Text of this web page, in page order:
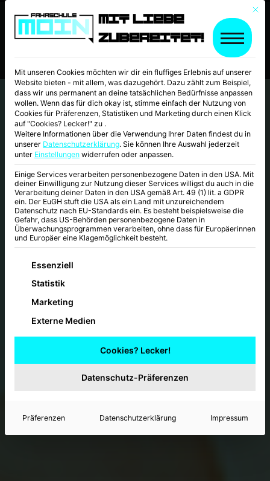
Mit
Mit Liebe
zubereitet!
Mit unseren Cookies möchten wir dir ein fluffiges Erlebnis auf unserer
Website bieten - mit allem, was dazugehört. Dazu zählt zum Beispiel,
dass wir uns permanent an deine tatsächlichen Bedürfnisse anpassen
wollen. Wenn das für dich okay ist, stimme einfach der Nutzung von
Cookies für Präferenzen, Statistiken und Marketing durch einen Klick
auf "Cookies? Lecker!" zu .
Weitere Informationen über die Verwendung Ihrer Daten findest du in
unserer Datenschutzerklärung. Sie können Ihre Auswahl jederzeit
unter Einstellungen widerrufen oder anpassen.
Einige Services verarbeiten personenbezogene Daten in den USA. Mit
deiner Einwilligung zur Nutzung dieser Services willigst du auch in die
Verarbeitung deiner Daten in den USA gemäß Art. 49 (1) lit. a GDPR
ein. Der EuGH stuft die USA als ein Land mit unzureichendem
Datenschutz nach EU-Standards ein. Es besteht beispielsweise die
Gefahr, dass US-Behörden personenbezogene Daten in
Überwachungsprogrammen verarbeiten, ohne dass für Europäerinnen
und Europäer eine Klagemöglichkeit besteht.
Es folgt eine Liste der Service-Gruppen,
Essenziell
Statistik
Marketing
Externe Medien
Cookies? Lecker!
Datenschutz-Präferenzen
Präferenzen Datenschutzerklärung Impressum